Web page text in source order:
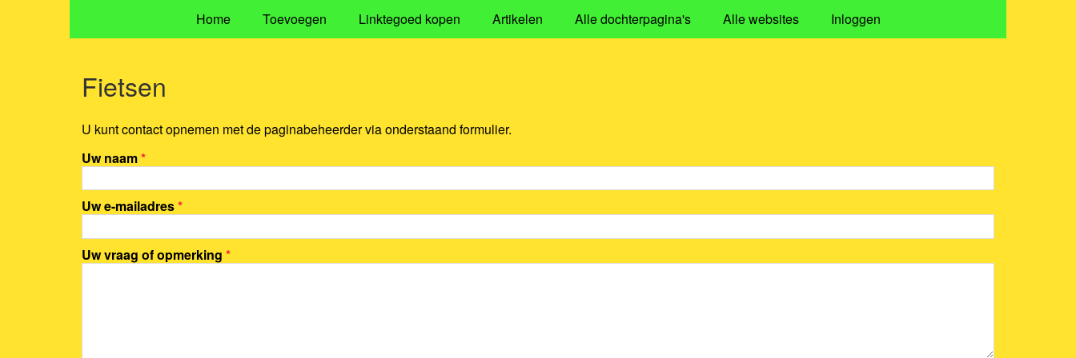
Home Toevoegen Linktegoed kopen Artikelen Alle dochterpagina's Alle websites Inloggen
Fietsen
U kunt contact opnemen met de paginabeheerder via onderstaand formulier.
Uw naam*
Uw e-mailadres*
Uw vraag of opmerking *